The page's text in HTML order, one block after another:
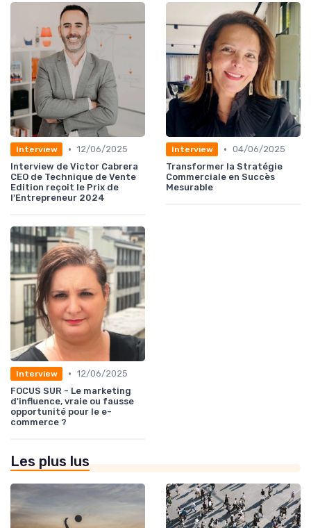
Interview • 12/06/2025
Interview de Victor Cabrera
CEO de Technique de Vente
Edition reçoit le Prix de
l'Entrepreneur 2024
Interview • 04/06/2025
Transformer la Stratégie
Commerciale en Succès
Mesurable
Interview • 12/06/2025
FOCUS SUR - Le marketing
d'influence, vraie ou fausse
opportunité pour le e-
commerce ?
Les plus lus